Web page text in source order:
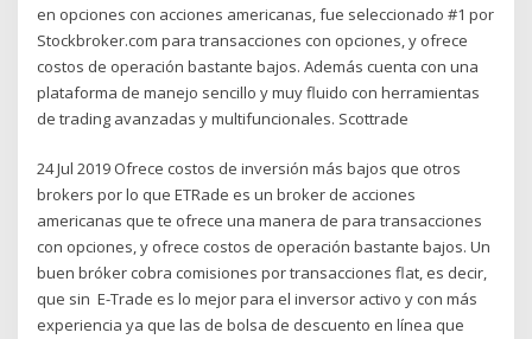
en opciones con acciones americanas, fue seleccionado #1 por
Stockbroker.com para transacciones con opciones, y ofrece
costos de operación bastante bajos. Además cuenta con una
plataforma de manejo sencillo y muy fluido con herramientas
de trading avanzadas y multifuncionales. Scottrade
24 Jul 2019 Ofrece costos de inversión más bajos que otros
brokers por lo que ETRade es un broker de acciones
americanas que te ofrece una manera de para transacciones
con opciones, y ofrece costos de operación bastante bajos. Un
buen bróker cobra comisiones por transacciones flat, es decir,
que sin E-Trade es lo mejor para el inversor activo y con más
experiencia ya que las de bolsa de descuento en línea que